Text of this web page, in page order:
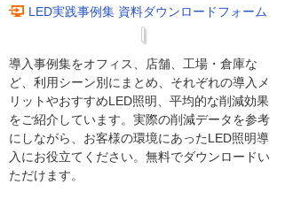
LED実践事例集 資料ダウンロードフォーム
導入事例集をオフィス、店舗、工場・倉庫な
ど、利用シーン別にまとめ、それぞれの導入メ
リットやおすすめLED照明、平均的な削減効果
をご紹介しています。実際の削減データを参考
にしながら、お客様の環境にあったLED照明導
入にお役立てください。無料でダウンロードい
ただけます。